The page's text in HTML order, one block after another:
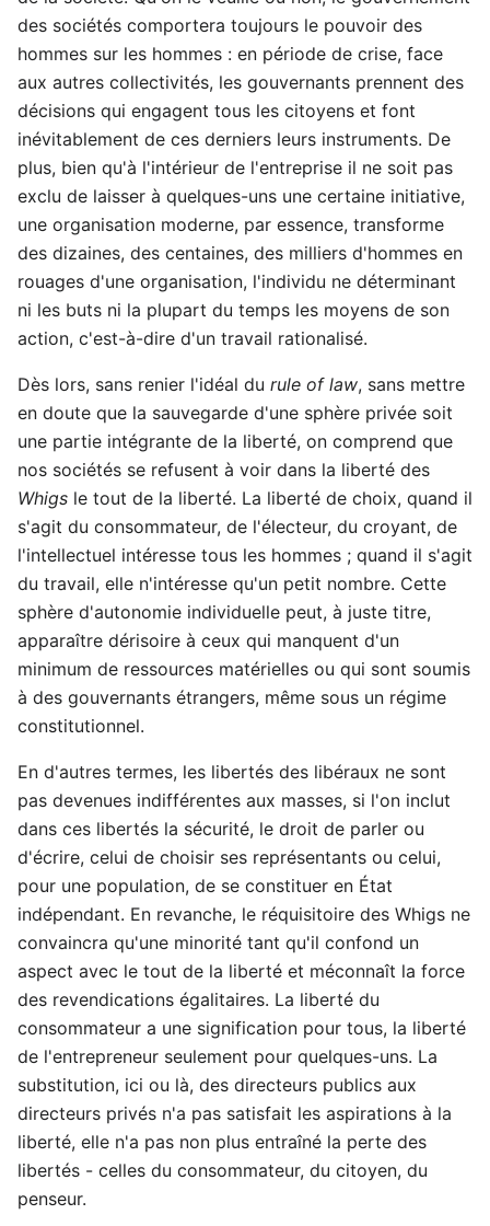
des sociétés comportera toujours le pouvoir des
hommes sur les hommes : en période de crise, face
aux autres collectivités, les gouvernants prennent des
décisions qui engagent tous les citoyens et font
inévitablement de ces derniers leurs instruments. De
plus, bien qu'à l'intérieur de l'entreprise il ne soit pas
exclu de laisser à quelques-uns une certaine initiative,
une organisation moderne, par essence, transforme
des dizaines, des centaines, des milliers d'hommes en
rouages d'une organisation, l'individu ne déterminant
ni les buts ni la plupart du temps les moyens de son
action, c'est-à-dire d'un travail rationalisé.
Dès lors, sans renier l'idéal du rule of law, sans mettre
en doute que la sauvegarde d'une sphère privée soit
une partie intégrante de la liberté, on comprend que
nos sociétés se refusent à voir dans la liberté des
Whigs le tout de la liberté. La liberté de choix, quand il
s'agit du consommateur, de l'électeur, du croyant, de
l'intellectuel intéresse tous les hommes ; quand il s'agit
du travail, elle n'intéresse qu'un petit nombre. Cette
sphère d'autonomie individuelle peut, à juste titre,
apparaître dérisoire à ceux qui manquent d'un
minimum de ressources matérielles ou qui sont soumis
à des gouvernants étrangers, même sous un régime
constitutionnel.
En d'autres termes, les libertés des libéraux ne sont
pas devenues indifférentes aux masses, si l'on inclut
dans ces libertés la sécurité, le droit de parler ou
d'écrire, celui de choisir ses représentants ou celui,
pour une population, de se constituer en État
indépendant. En revanche, le réquisitoire des Whigs ne
convaincra qu'une minorité tant qu'il confond un
aspect avec le tout de la liberté et méconnaît la force
des revendications égalitaires. La liberté du
consommateur a une signification pour tous, la liberté
de l'entrepreneur seulement pour quelques-uns. La
substitution, ici ou là, des directeurs publics aux
directeurs privés n'a pas satisfait les aspirations à la
liberté, elle n'a pas non plus entraîné la perte des
libertés - celles du consommateur, du citoyen, du
penseur.